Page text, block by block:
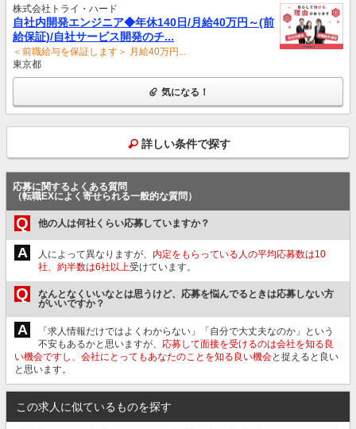
株式会社トライ・ハード
自社内開発エンジニア◆年休140日/月給40万円～(前
給保証)/自社サービス開発のチ...
＜前職給与を保証します＞ 月給40万円...
東京都
気になる！
詳しい条件で探す
応募に関するよくある質問
（転職EXによく寄せられる一般的な質問）
Q 他の人は何社くらい応募していますか？
A 人によって異なりますが、 内定をもらっている人の平均応募数は10
社、約半数は6社以上受けています。
Q
なんとなくいいなとは思うけど、応募を悩んでるときは応募しない方
がいいですか？
A
「求人情報だけではよくわからない」「自分で大丈夫なのか」という
不安もあるかと思いますが、 応募して面接を受けるのは会社を知る良
い機会ですし、会社にとってもあなたのことを知る良い機会と捉えると良い
と思います。
この求人に似ているものを探す